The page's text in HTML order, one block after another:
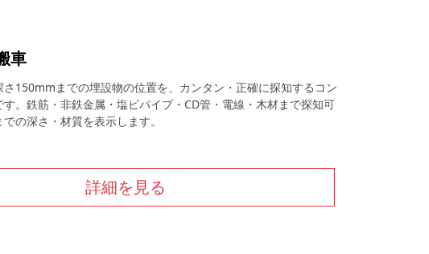
車
150mmまでの埋設物の位置を、カンタン・正確に探知するコン
。鉄筋・非鉄金属・塩ビパイプ・CD管・電線・木材まで探知可
の深さ・材質を表示します。
詳細を見る